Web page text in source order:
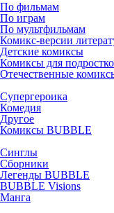
По фильмам
По играм
По мультфильмам
Комикс-версии
Детские комиксы
Комиксы для
Отечественные
Супергероика
Комедия
Другое
Комиксы BUBBLE
Синглы
Сборники
Легенды BUBBLE
BUBBLE Visions
Манга